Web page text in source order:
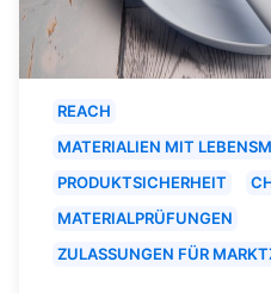
REACH
MATERIALIEN MIT
PRODUKTSICHERHEIT
MATERIALPRÜFUNGEN
ZULASSUNGEN FÜR